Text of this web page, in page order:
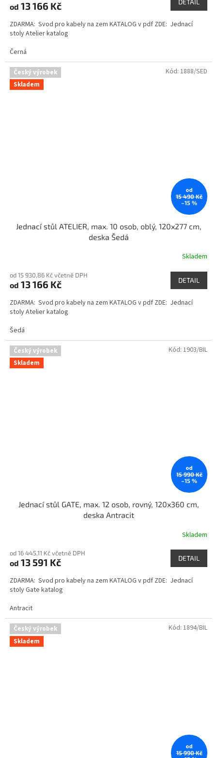
od 13 166 Kč DETAIL
ZDARMA: Svod pro kabely na zem KATALOG v pdf ZDE: Jednací
stoly Atelier katalog
Černá
Český výrobek
Skladem
od
15 490 Kč
–15 %
Jednací stůl ATELIER, max. 10 osob, oblý, 120x277 cm,
deska Šedá
Skladem
od 15 930,86 Kč včetně DPH
od 13 166 Kč DETAIL
ZDARMA: Svod pro kabely na zem KATALOG v pdf ZDE: Jednací
stoly Atelier katalog
Šedá
Kód: 1888/SED
Český výrobek
Skladem
od
15 990 Kč
–15 %
Jednací stůl GATE, max. 12 osob, rovný, 120x360 cm,
deska Antracit
Skladem
od 16 445,11 Kč včetně DPH
od 13 591 Kč DETAIL
ZDARMA: Svod pro kabely na zem KATALOG v pdf ZDE: Jednací
stoly Gate katalog
Antracit
Kód: 1903/BIL
Český výrobek
Skladem
od
15 990 Kč
Kód: 1894/BIL